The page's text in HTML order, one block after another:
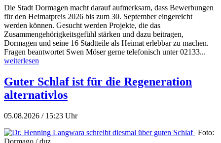
Die Stadt Dormagen macht darauf aufmerksam, dass Bewerbungen
für den Heimatpreis 2026 bis zum 30. September eingereicht
werden können. Gesucht werden Projekte, die das
Zusammengehörigkeitsgefühl stärken und dazu beitragen,
Dormagen und seine 16 Stadtteile als Heimat erlebbar zu machen.
Fragen beantwortet Swen Möser gerne telefonisch unter 02133...
weiterlesen
Guter Schlaf ist für die Regeneration
alternativlos
05.08.2026 / 15:23 Uhr
Foto:
Dormago / duz